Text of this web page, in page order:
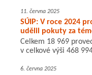
11. června 2025
SÚIP: V roce 2024
udělil pokuty za
Celkem 18 969
v celkové výši 468
6. června 2025